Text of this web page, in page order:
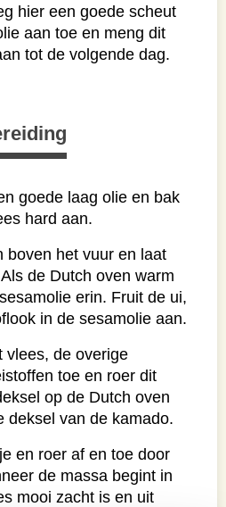
hier een goede scheut
aan toe en meng dit
tot de volgende dag.
goede laag olie en bak
hard aan.
boven het vuur en laat
de Dutch oven warm
erin. Fruit de ui,
in de sesamolie aan.
vlees, de overige
toe en roer dit
op de Dutch oven
deksel van de kamado.
en roer af en toe door
de massa begint in
mooi zacht is en uit